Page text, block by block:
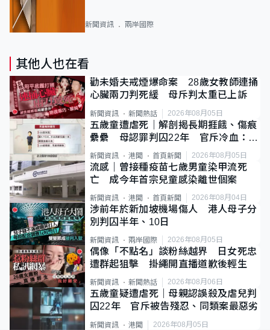
新聞資訊 兩岸國際
其他人也在看
勸未婚夫戒煙爆命案 28歲女教師連捅
心臟兩刀判死緩 母斥判太重已上訴
新聞資訊 新聞熱話 2026年08月05日
五歲童遭虐死｜解剖揭長期捱餓、傷痕
纍纍 母認罪判囚22年 官斥冷血：同
類案最惡劣
新聞資訊 港聞 首頁新聞 2026年08月05日
流感｜曾接種疫苗七歲男童染甲流死
亡 成今年首宗兒童感染離世個案
新聞資訊 港聞 首頁新聞 2026年08月04日
涉前年於新加坡機場傷人 港人母子分
別判囚半年、10日
新聞資訊 兩岸國際 2026年08月05日
偶像「不點名」談粉絲越界 日女死忠
遭群起狙擊 掛繩開直播道歉後輕生
新聞資訊 新聞熱話 2026年08月06日
五歲童疑遭虐死｜母親認誤殺及虐兒判
囚22年 官斥被告殘忍、同類案最惡劣
新聞資訊 港聞 2026年08月05日